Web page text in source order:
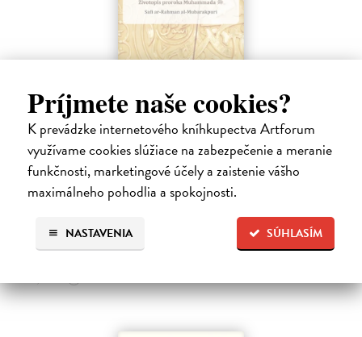
Príjmete naše cookies?
K prevádzke internetového kníhkupectva Artforum
využívame cookies slúžiace na zabezpečenie a meranie
funkčnosti, marketingové účely a zaistenie vášho
maximálneho pohodlia a spokojnosti.
SÚHLASÍM
NASTAVENIA
Zapečetěný nektar
al-Mubarakpuri Safi ar-Rahman| Kniha
Podrobný životopis proroka Muhammada. Kniha Zapečetěný nektar
(v arabštině ar-Rahíq al-Machtúm, angl.
17,01 €